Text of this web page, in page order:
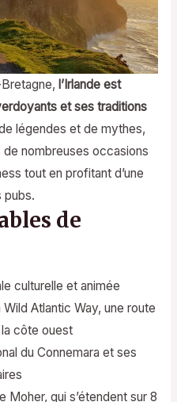
l’Irlande est
et ses traditions
légendes et de mythes,
nombreuses occasions
tout en profitant d’une
pubs.
de
culturelle et animée
Wild Atlantic Way, une route
côte ouest
du Connemara et ses
Moher, qui s’étendent sur 8